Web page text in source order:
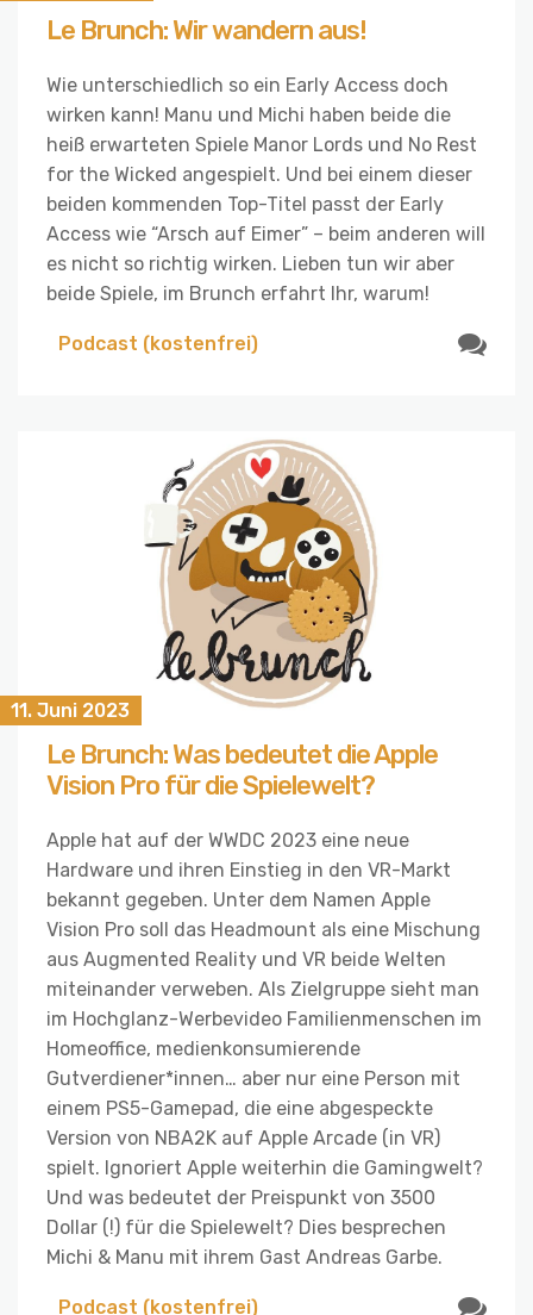
Le Brunch: Wir wandern aus!
Wie unterschiedlich so ein Early Access doch
wirken kann! Manu und Michi haben beide die
heiß erwarteten Spiele Manor Lords und No Rest
for the Wicked angespielt. Und bei einem dieser
beiden kommenden Top-Titel passt der Early
Access wie “Arsch auf Eimer” – beim anderen will
es nicht so richtig wirken. Lieben tun wir aber
beide Spiele, im Brunch erfahrt Ihr, warum!
Podcast (kostenfrei)
11. Juni 2023
Le Brunch: Was bedeutet die Apple
Vision Pro für die Spielewelt?
Apple hat auf der WWDC 2023 eine neue
Hardware und ihren Einstieg in den VR-Markt
bekannt gegeben. Unter dem Namen Apple
Vision Pro soll das Headmount als eine Mischung
aus Augmented Reality und VR beide Welten
miteinander verweben. Als Zielgruppe sieht man
im Hochglanz-Werbevideo Familienmenschen im
Homeoffice, medienkonsumierende
Gutverdiener*innen… aber nur eine Person mit
einem PS5-Gamepad, die eine abgespeckte
Version von NBA2K auf Apple Arcade (in VR)
spielt. Ignoriert Apple weiterhin die Gamingwelt?
Und was bedeutet der Preispunkt von 3500
Dollar (!) für die Spielewelt? Dies besprechen
Michi & Manu mit ihrem Gast Andreas Garbe.
Podcast (kostenfrei)